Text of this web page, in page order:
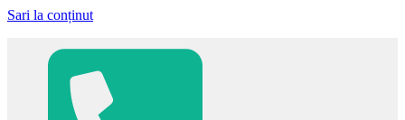
Sari la conținut